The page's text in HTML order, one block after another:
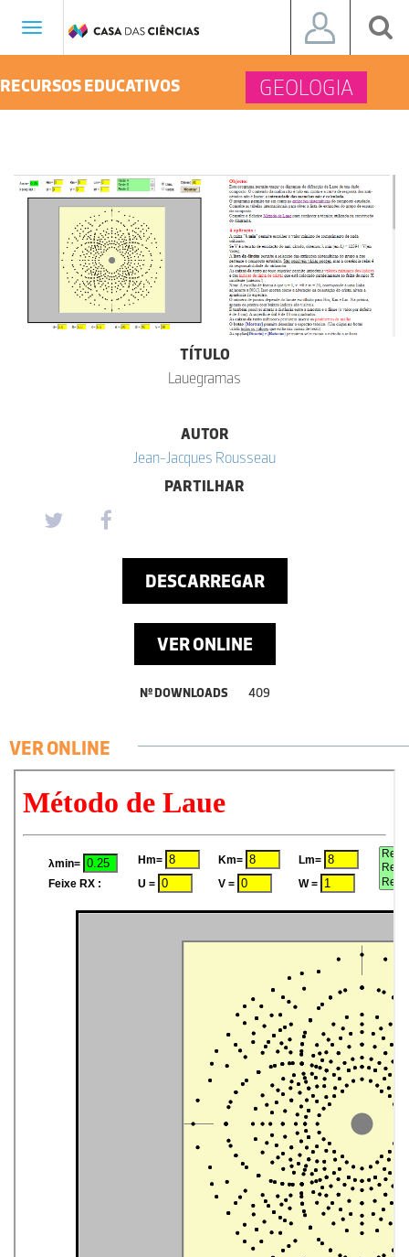
Toggle
RECURSOS EDUCATIVOS GEOLOGIA
TÍTULO
Lauegramas
AUTOR
Jean-Jacques Rousseau
PARTILHAR
DESCARREGAR
VER ONLINE
Nº DOWNLOADS 409
VER ONLINE